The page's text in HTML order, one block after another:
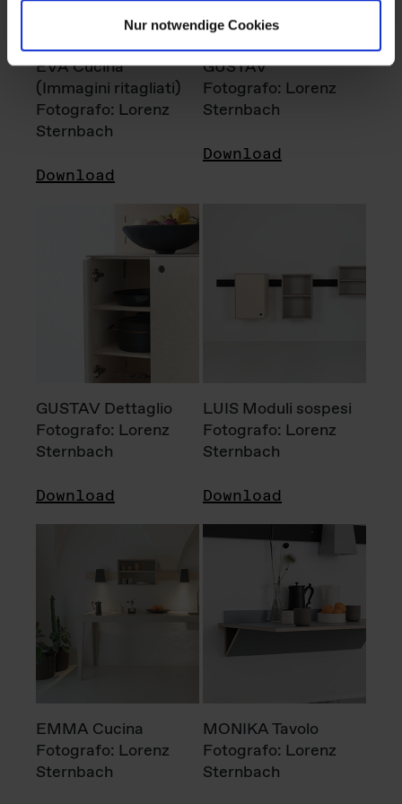
Nur notwendige Cookies
EVA Cucina
(Immagini ritagliati)
Fotografo: Lorenz
Sternbach
Download
GUSTAV
Fotografo: Lorenz
Sternbach
Download
GUSTAV Dettaglio
Fotografo: Lorenz
Sternbach
Download
LUIS Moduli sospesi
Fotografo: Lorenz
Sternbach
Download
EMMA Cucina
Fotografo: Lorenz
Sternbach
MONIKA Tavolo
Fotografo: Lorenz
Sternbach